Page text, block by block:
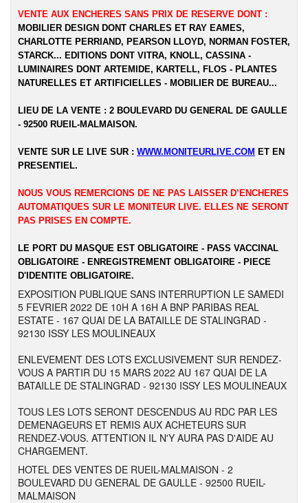
VENTE AUX ENCHERES SANS PRIX DE RESERVE DONT :
MOBILIER DESIGN DONT CHARLES ET RAY EAMES,
CHARLOTTE PERRIAND, PEARSON LLOYD, NORMAN FOSTER,
STARCK... EDITIONS DONT VITRA, KNOLL, CASSINA -
LUMINAIRES DONT ARTEMIDE, KARTELL, FLOS - PLANTES
NATURELLES ET ARTIFICIELLES - MOBILIER DE BUREAU...
LIEU DE LA VENTE : 2 BOULEVARD DU GENERAL DE GAULLE
- 92500 RUEIL-MALMAISON.
VENTE SUR LE LIVE SUR : WWW.MONITEURLIVE.COM ET EN
PRESENTIEL.
NOUS VOUS REMERCIONS DE NE PAS LAISSER D’ENCHERES
AUTOMATIQUES SUR LE MONITEUR LIVE. ELLES NE SERONT
PAS PRISES EN COMPTE.
LE PORT DU MASQUE EST OBLIGATOIRE - PASS VACCINAL
OBLIGATOIRE - ENREGISTREMENT OBLIGATOIRE - PIECE
D'IDENTITE OBLIGATOIRE.
EXPOSITION PUBLIQUE SANS INTERRUPTION LE SAMEDI
5 FEVRIER 2022 DE 10H A 16H A BNP PARIBAS REAL
ESTATE - 167 QUAI DE LA BATAILLE DE STALINGRAD -
92130 ISSY LES MOULINEAUX
ENLEVEMENT DES LOTS EXCLUSIVEMENT SUR RENDEZ-
VOUS A PARTIR DU 15 MARS 2022 AU 167 QUAI DE LA
BATAILLE DE STALINGRAD - 92130 ISSY LES MOULINEAUX
TOUS LES LOTS SERONT DESCENDUS AU RDC PAR LES
DEMENAGEURS ET REMIS AUX ACHETEURS SUR
RENDEZ-VOUS. ATTENTION IL N'Y AURA PAS D'AIDE AU
CHARGEMENT.
HOTEL DES VENTES DE RUEIL-MALMAISON - 2
BOULEVARD DU GENERAL DE GAULLE - 92500 RUEIL-
MALMAISON